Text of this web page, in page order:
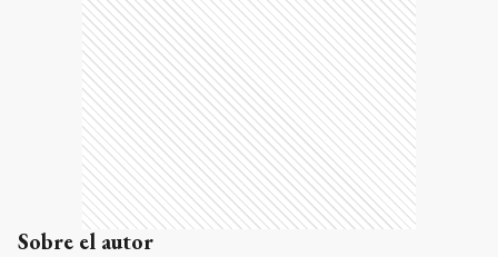
Sobre el autor